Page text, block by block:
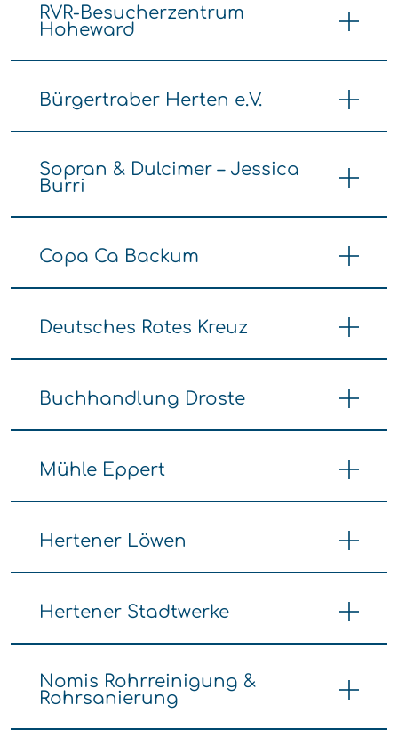
RVR-Besucherzentrum
Hoheward
Bürgertraber Herten e.V.
Sopran & Dulcimer – Jessica
Burri
Copa Ca Backum
Deutsches Rotes Kreuz
Buchhandlung Droste
Mühle Eppert
Hertener Löwen
Hertener Stadtwerke
Nomis Rohrreinigung &
Rohrsanierung